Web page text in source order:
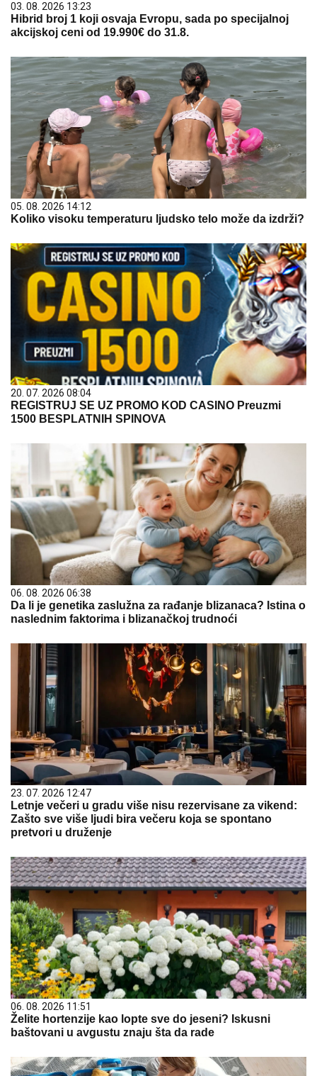
03. 08. 2026 13:23
Hibrid broj 1 koji osvaja Evropu, sada po specijalnoj
akcijskoj ceni od 19.990€ do 31.8.
05. 08. 2026 14:12
Koliko visoku temperaturu ljudsko telo može da izdrži?
20. 07. 2026 08:04
REGISTRUJ SE UZ PROMO KOD CASINO Preuzmi
1500 BESPLATNIH SPINOVA
06. 08. 2026 06:38
Da li je genetika zaslužna za rađanje blizanaca? Istina o
naslednim faktorima i blizanačkoj trudnoći
23. 07. 2026 12:47
Letnje večeri u gradu više nisu rezervisane za vikend:
Zašto sve više ljudi bira večeru koja se spontano
pretvori u druženje
06. 08. 2026 11:51
Želite hortenzije kao lopte sve do jeseni? Iskusni
baštovani u avgustu znaju šta da rade